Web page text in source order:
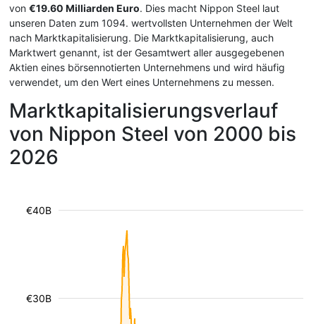
von €19.60 Milliarden Euro. Dies macht Nippon Steel laut
unseren Daten zum 1094. wertvollsten Unternehmen der Welt
nach Marktkapitalisierung. Die Marktkapitalisierung, auch
Marktwert genannt, ist der Gesamtwert aller ausgegebenen
Aktien eines börsennotierten Unternehmens und wird häufig
verwendet, um den Wert eines Unternehmens zu messen.
Marktkapitalisierungsverlauf
von Nippon Steel von 2000 bis
2026
€30B
€40B